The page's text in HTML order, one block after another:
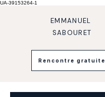
UA-39153264-1
EMMANUEL
SABOURET
Rencontre gratuite